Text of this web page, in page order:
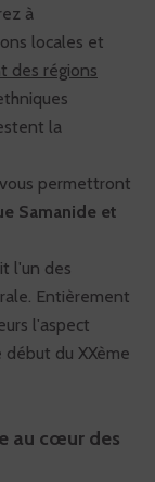
à
locales et
des régions
la
vous permettront
Samanide et
l'un des
Entièrement
l'aspect
du XXème
au cœur des